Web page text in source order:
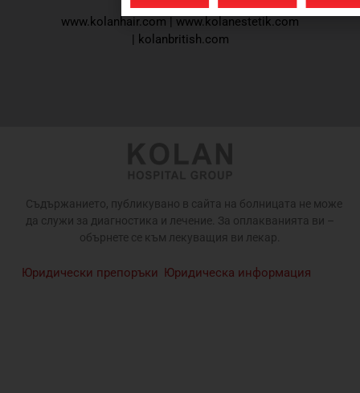
www.kolanhair.com | www.kolanestetik.com
| kolanbritish.com
Съдържанието, публикувано в сайта на болницата не може
да служи за диагностика и лечение. За оплакванията ви –
обърнете се към лекуващия ви лекар.
Юридически препоръки Юридическа информация